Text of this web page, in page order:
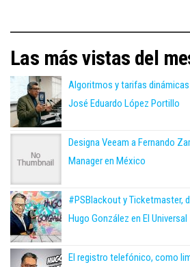
Las más vistas del
Algoritmos y tarifas
José Eduardo López Portillo
Designa Veeam a Fernando
Manager en México
#PSBlackout y Ticketmaster,
Hugo González en El Universal
El registro telefónico, como